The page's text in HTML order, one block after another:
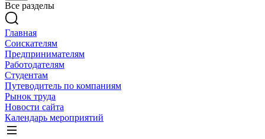
Все разделы
Главная
Соискателям
Предпринимателям
Работодателям
Студентам
Путеводитель по компаниям
Рынок труда
Новости сайта
Календарь мероприятий